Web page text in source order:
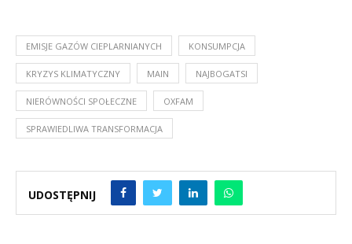
EMISJE GAZÓW CIEPLARNIANYCH KONSUMPCJA
KRYZYS KLIMATYCZNY MAIN NAJBOGATSI
NIERÓWNOŚCI SPOŁECZNE OXFAM
SPRAWIEDLIWA TRANSFORMACJA
UDOSTĘPNIJ